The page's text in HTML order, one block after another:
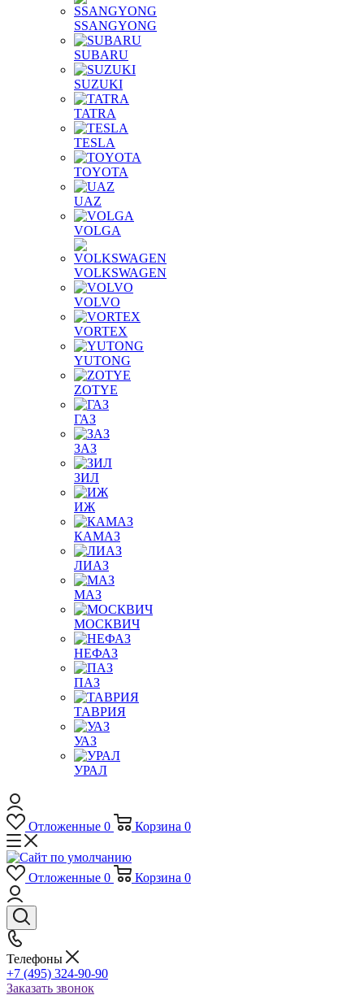
SSANGYONG
SUBARU
SUZUKI
TATRA
TESLA
TOYOTA
UAZ
VOLGA
VOLKSWAGEN
VOLVO
VORTEX
YUTONG
ZOTYE
ГАЗ
ЗАЗ
ЗИЛ
ИЖ
КАМАЗ
ЛИАЗ
МАЗ
МОСКВИЧ
НЕФАЗ
ПАЗ
ТАВРИЯ
УАЗ
УРАЛ
Отложенные 0 Корзина 0
Отложенные 0 Корзина 0
Телефоны
+7 (495) 324-90-90
Заказать звонок